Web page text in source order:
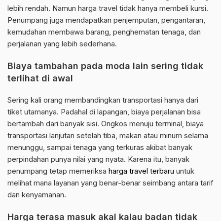
lebih rendah. Namun harga travel tidak hanya membeli kursi.
Penumpang juga mendapatkan penjemputan, pengantaran,
kemudahan membawa barang, penghematan tenaga, dan
perjalanan yang lebih sederhana.
Biaya tambahan pada moda lain sering tidak
terlihat di awal
Sering kali orang membandingkan transportasi hanya dari
tiket utamanya. Padahal di lapangan, biaya perjalanan bisa
bertambah dari banyak sisi. Ongkos menuju terminal, biaya
transportasi lanjutan setelah tiba, makan atau minum selama
menunggu, sampai tenaga yang terkuras akibat banyak
perpindahan punya nilai yang nyata. Karena itu, banyak
penumpang tetap memeriksa harga travel terbaru untuk
melihat mana layanan yang benar-benar seimbang antara tarif
dan kenyamanan.
Harga terasa masuk akal kalau badan tidak